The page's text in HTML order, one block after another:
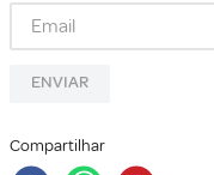
ENVIAR
Compartilhar